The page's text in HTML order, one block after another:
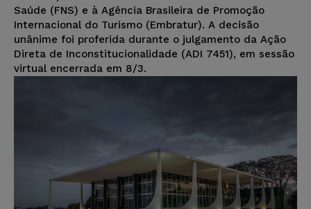
Saúde (FNS) e à Agência Brasileira de Promoção
Internacional do Turismo (Embratur). A decisão
unânime foi proferida durante o julgamento da Ação
Direta de Inconstitucionalidade (ADI 7451), em sessão
virtual encerrada em 8/3.